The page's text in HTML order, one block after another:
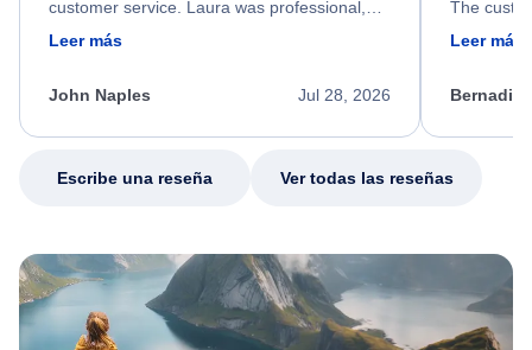
customer service. Laura was professional,
friendly, and very helpful throughout the
process. She quickly found a solution and
appreciate her excellent service.
Leer más
Jul 28, 2026
John Naples
The
calm,
my issue.
Leer más
Escribe una reseña Ver todas las reseñas